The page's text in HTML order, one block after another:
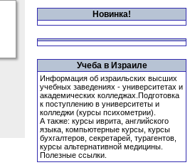
Новинка!
Учеба в Израиле
Информация об израильских высших
учебных заведениях - университетах и
академических колледжах.Подготовка
к поступлению в университеты и
колледжи (курсы психометрии).
А также: курсы иврита, английского
языка, компьютерные курсы, курсы
бухгалтеров, секретарей, турагентов,
курсы альтернативной медицины.
Полезные ссылки.